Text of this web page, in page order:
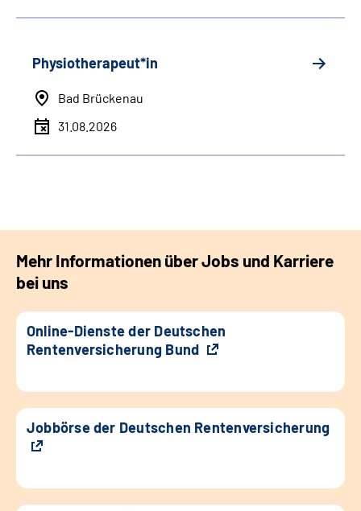
Physiotherapeut*in
Bad Brückenau
31.08.2026
Mehr Informationen über Jobs und Karriere
bei uns
Online-Dienste der Deutschen
Rentenversicherung Bund
Jobbörse der Deutschen Rentenversicherung